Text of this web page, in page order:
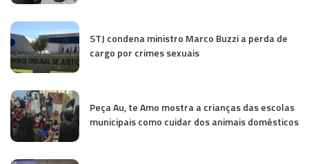
STJ condena ministro Marco Buzzi a perda de
cargo por crimes sexuais
Peça Au, te Amo mostra a crianças das escolas
municipais como cuidar dos animais domésticos